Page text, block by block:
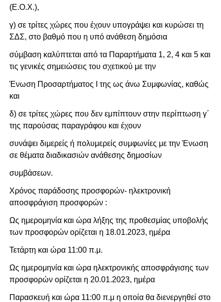
(Ε.Ο.Χ.),
γ) σε τρίτες χώρες που έχουν υπογράψει και κυρώσει τη
ΣΔΣ, στο βαθμό που η υπό ανάθεση δημόσια
σύμβαση καλύπτεται από τα Παραρτήματα 1, 2, 4 και 5 και
τις γενικές σημειώσεις του σχετικού με την
Ένωση Προσαρτήματος I της ως άνω Συμφωνίας, καθώς
και
δ) σε τρίτες χώρες που δεν εμπίπτουν στην περίπτωση γ΄
της παρούσας παραγράφου και έχουν
συνάψει διμερείς ή πολυμερείς συμφωνίες με την Ένωση
σε θέματα διαδικασιών ανάθεσης δημοσίων
συμβάσεων.
Χρόνος παράδοσης προσφορών- ηλεκτρονική
αποσφράγιση προσφορών :
Ως ημερομηνία και ώρα λήξης της προθεσμίας υποβολής
των προσφορών ορίζεται η 18.01.2023, ημέρα
Τετάρτη και ώρα 11:00 π.μ.
Ως ημερομηνία και ώρα ηλεκτρονικής αποσφράγισης των
προσφορών ορίζεται η 20.01.2023, ημέρα
Παρασκευή και ώρα 11:00 π.μ η οποία θα διενεργηθεί στο